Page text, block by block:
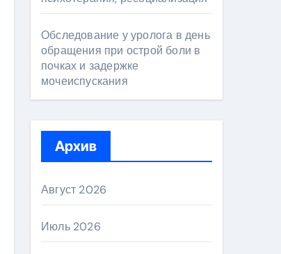
Обследование у уролога в день
обращения при острой боли в
почках и задержке
мочеиспускания
Архив
Август 2026
Июль 2026